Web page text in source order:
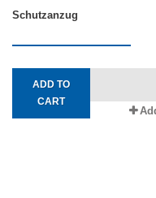
Schutzanzug
ADD TO
CART